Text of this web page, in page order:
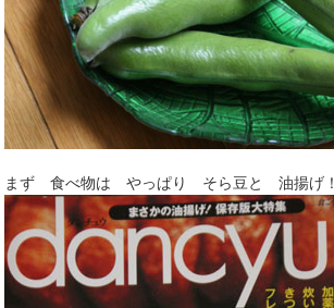
まず 食べ物は やっぱり そら豆と 油揚げ！